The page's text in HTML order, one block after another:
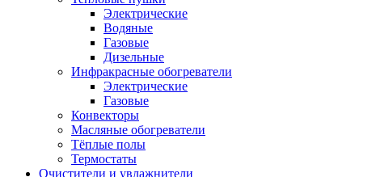
Электрические
Водяные
Газовые
Дизельные
Инфракрасные обогреватели
Электрические
Газовые
Конвекторы
Масляные обогреватели
Тёплые полы
Термостаты
Очистители и увлажнители